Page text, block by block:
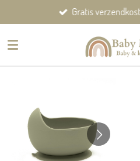
direct
naar
Gratis